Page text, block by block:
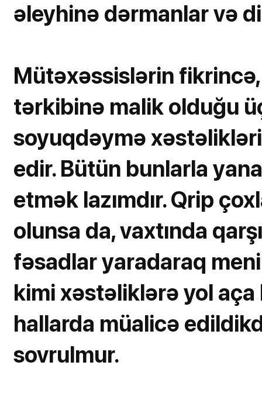
əleyhinə dərmanlar və
Mütəxəssislərin
tərkibinə malik olduğu
soyuqdəymə
edir. Bütün bunlarla
etmək lazımdır. Qrip
olunsa da, vaxtında
fəsadlar yaradaraq
kimi xəstəliklərə yol
hallarda müalicə
sovrulmur.